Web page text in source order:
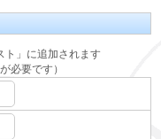
ト」に追加されます
必要です）